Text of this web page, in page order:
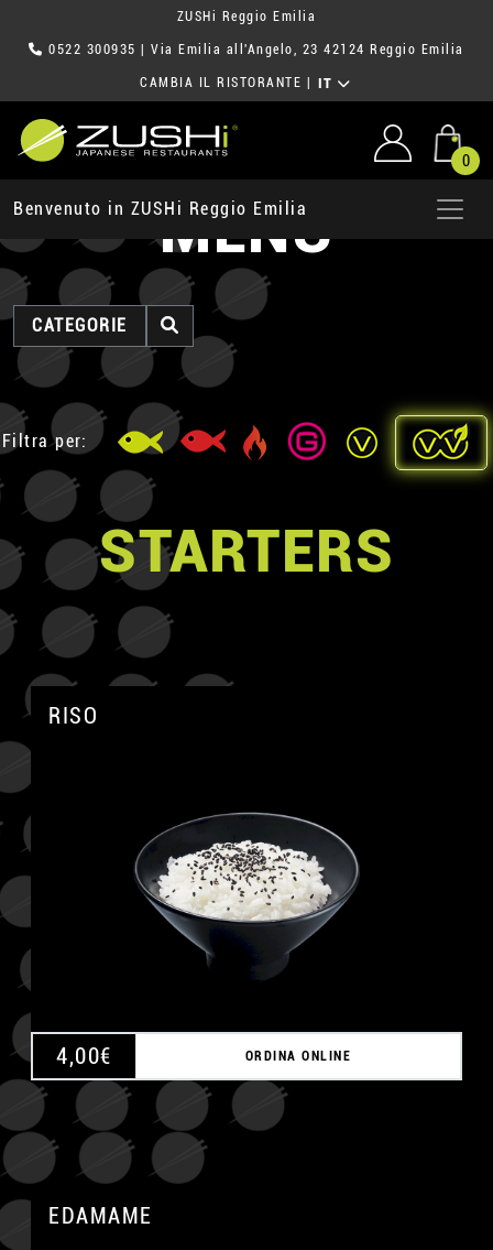
ZUSHi Reggio Emilia
0522 300935 | Via Emilia all'Angelo, 23 42124 Reggio Emilia
CAMBIA IL RISTORANTE IT
0
Benvenuto in ZUSHi Reggio Emilia
MENU
CATEGORIE
Filtra per:
STARTERS
RISO
4,00€ ORDINA ONLINE
EDAMAME